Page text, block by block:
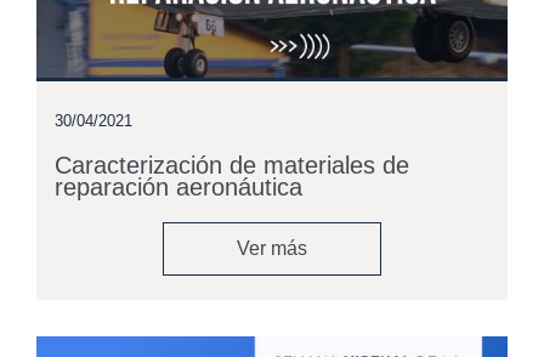
30/04/2021
Caracterización de materiales de
reparación aeronáutica
Ver más